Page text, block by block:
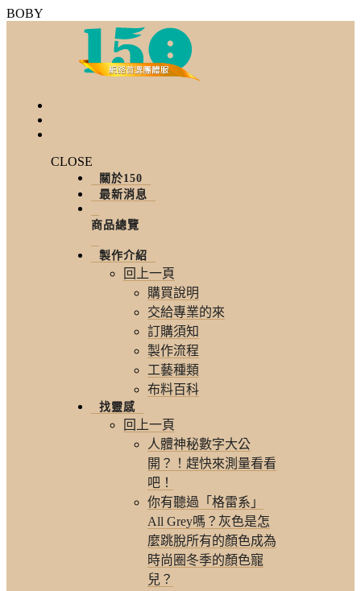
BOBY
CLOSE
關於150
最新消息
商品總覽
製作介紹
回上一頁
購買說明
交給專業的來
訂購須知
製作流程
工藝種類
布料百科
找靈感
回上一頁
人體神秘數字大公
開？！趕快來測量看看
吧！
你有聽過「格雷系」
All Grey嗎？灰色是怎
麼跳脫所有的顏色成為
時尚圈冬季的顏色寵
兒？